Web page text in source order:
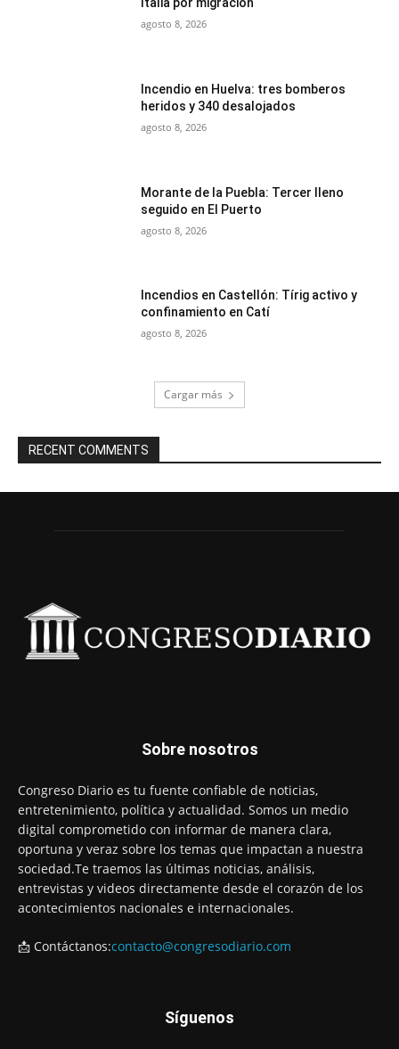
Italia por migración
agosto 8, 2026
Incendio en Huelva: tres bomberos
heridos y 340 desalojados
agosto 8, 2026
Morante de la Puebla: Tercer lleno
seguido en El Puerto
agosto 8, 2026
Incendios en Castellón: Tírig activo y
confinamiento en Catí
agosto 8, 2026
Cargar más
RECENT COMMENTS
Sobre nosotros
Congreso Diario es tu fuente confiable de noticias,
entretenimiento, política y actualidad. Somos un medio
digital comprometido con informar de manera clara,
oportuna y veraz sobre los temas que impactan a nuestra
sociedad.Te traemos las últimas noticias, análisis,
entrevistas y videos directamente desde el corazón de los
acontecimientos nacionales e internacionales.
📩 Contáctanos:contacto@congresodiario.com
Síguenos